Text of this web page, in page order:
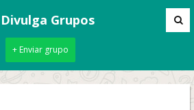
Grupos
+ Enviar grupo